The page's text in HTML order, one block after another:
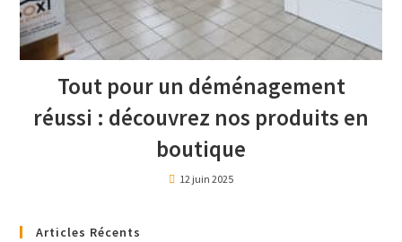
Tout pour un déménagement
réussi : découvrez nos produits en
boutique
12 juin 2025
Articles Récents